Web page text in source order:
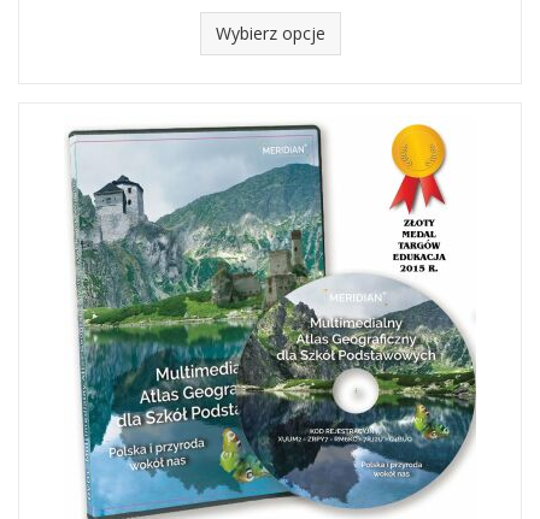
Wybierz opcje